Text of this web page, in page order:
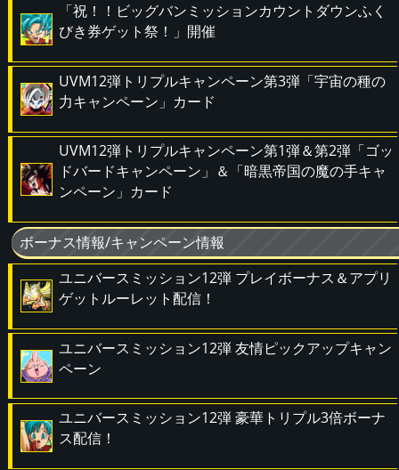
「祝！！ビッグバンミッションカウントダウンふく
びき券ゲット祭！」開催
UVM12弾トリプルキャンペーン第3弾「宇宙の種の
力キャンペーン」カード
UVM12弾トリプルキャンペーン第1弾＆第2弾「ゴッ
ドバードキャンペーン」＆「暗黒帝国の魔の手キャ
ンペーン」カード
ボーナス情報/キャンペーン情報
ユニバースミッション12弾 プレイボーナス＆アプリ
ゲットルーレット配信！
ユニバースミッション12弾 友情ピックアップキャン
ペーン
ユニバースミッション12弾 豪華トリプル3倍ボーナ
ス配信！